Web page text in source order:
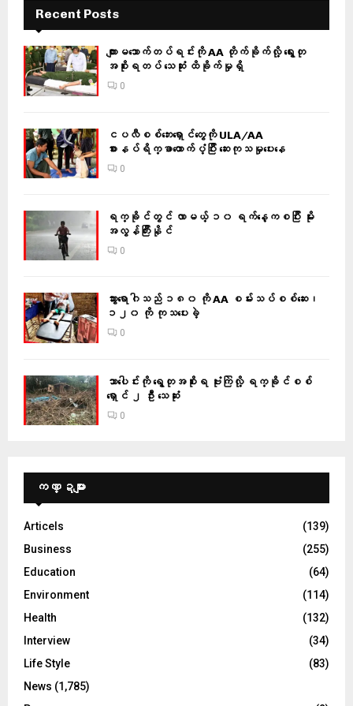
Recent Posts
ကျားမသောက်တပ်ရင်းကို AA တိုက်ခိုက်လို့ ရွေးတု
အစိုးရတပ် သေဆုံး ထိခိုက်မှုရှိ
0
ငပလီစစ်ဘေးရှောင်တွေကို ULA/AA
စားနပ်ရိက္ခာထောက်ပံ့ပြီး ဆေးကုသမှုပေးနေ
0
ရက္ခိုင်တွင် လာမယ့် ၁၀ ရက်နေ့ကစပြီး မိုး
အလွန်ကြီးနိုင်
0
သွားရောဂါသည် ၁၈၀ ကို AA စမ်းသပ်စစ်ဆေး၊
၁၂၀ ကို ကုသပေးခဲ့
0
သာပေါင်းကို ရွေတုအစိုးရ ဗုံးကြဲလို့ ရက္ခိုင်စစ်
ရှောင် ၂ ဦး သေဆုံး
0
ကဏ္ဍများ
Articels
(139)
Business
(255)
Education
(64)
Environment
(114)
Health
(132)
Interview
(34)
Life Style
(83)
News (1,785)